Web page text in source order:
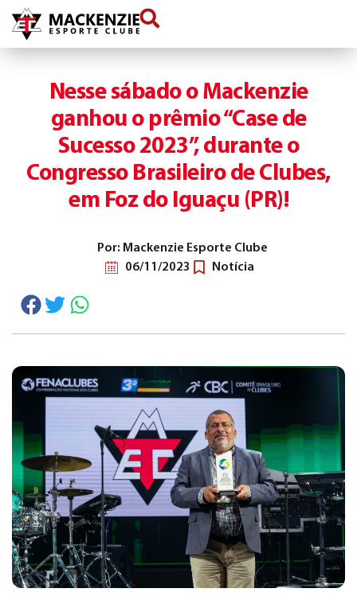
conteúdo
Nesse sábado o Mackenzie
ganhou o prêmio “Case de
Sucesso 2023”, durante o
Congresso Brasileiro de Clubes,
em Foz do Iguaçu (PR)!
Por: Mackenzie Esporte Clube
06/11/2023
Notícia